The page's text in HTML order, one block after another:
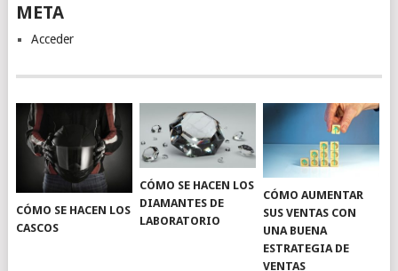
META
Acceder
CÓMO SE HACEN LOS
CASCOS
CÓMO SE HACEN LOS
DIAMANTES DE
LABORATORIO
CÓMO AUMENTAR
SUS VENTAS CON
UNA BUENA
ESTRATEGIA DE
VENTAS